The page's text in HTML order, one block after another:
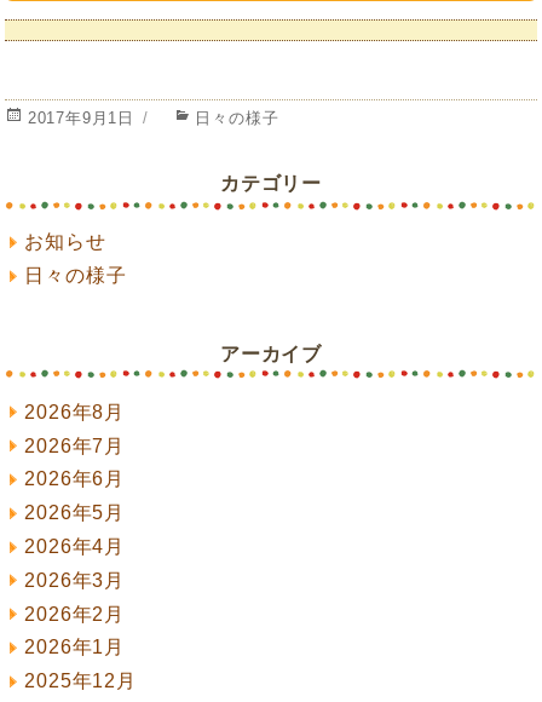
投
2017年9月1日
カ
日々の様子
カテゴリー
お知らせ
日々の様子
アーカイブ
2026年8月
2026年7月
2026年6月
2026年5月
2026年4月
2026年3月
2026年2月
2026年1月
2025年12月